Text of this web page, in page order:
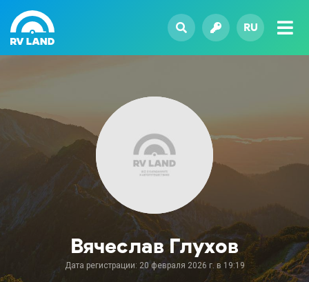
RU
Вячеслав Глухов
Дата регистрации: 20 февраля 2026 г. в 19:19